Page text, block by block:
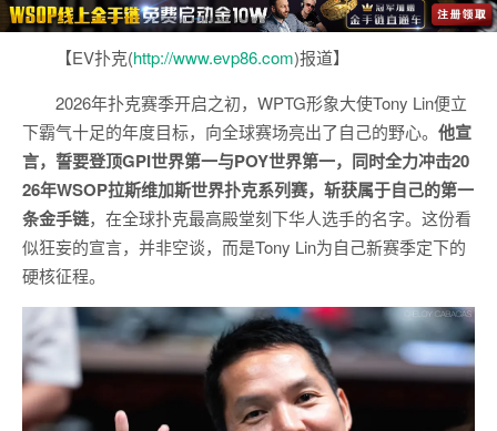
【EV扑克(http://www.evp86.com)报道】
2026年扑克赛季开启之初，WPTG形象大使Tony Lin便立
下霸气十足的年度目标，向全球赛场亮出了自己的野心。 他宣
言，誓要登顶GPI世界第一与POY世界第一，同时全力冲击20
26年WSOP拉斯维加斯世界扑克系列赛，斩获属于自己的第一
条金手链，在全球扑克最高殿堂刻下华人选手的名字。这份看
似狂妄的宣言，并非空谈，而是Tony Lin为自己新赛季定下的
硬核征程。